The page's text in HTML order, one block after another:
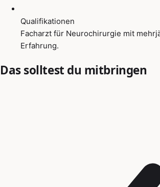
Qualifikationen
Facharzt für Neurochirurgie mit
Erfahrung.
Das solltest du mitbringen